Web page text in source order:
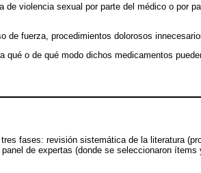
violencia sexual por parte del médico o por
de fuerza, procedimientos dolorosos
qué o de qué modo dichos medicamentos
fases: revisión sistemática de la literatura
de expertas (donde se seleccionaron ítems